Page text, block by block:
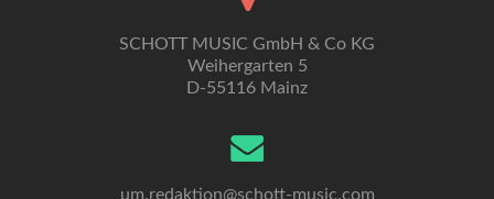
SCHOTT MUSIC GmbH & Co KG
Weihergarten 5
D-55116 Mainz
um.redaktion@schott-music.com